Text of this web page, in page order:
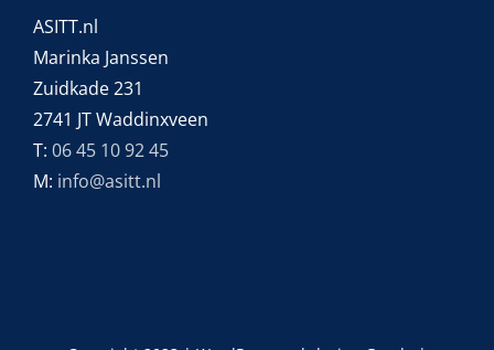
ASITT.nl
Marinka Janssen
Zuidkade 231
2741 JT Waddinxveen
T: 06 45 10 92 45
M: info@asitt.nl